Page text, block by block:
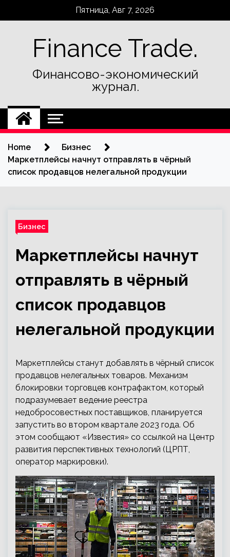
Пятница, Авг 7, 2026
Finance Trade.
Финансово-экономический
журнал.
Home
Бизнес
Маркетплейсы начнут отправлять в чёрный
список продавцов нелегальной продукции
Бизнес
Маркетплейсы начнут
отправлять в чёрный
список продавцов
нелегальной продукции
Маркетплейсы станут добавлять в чёрный список
продавцов нелегальных товаров. Механизм
блокировки торговцев контрафактом, который
подразумевает ведение реестра
недобросовестных поставщиков, планируется
запустить во втором квартале 2023 года. Об
этом сообщают «Известия» со ссылкой на Центр
развития перспективных технологий (ЦРПТ,
оператор маркировки).